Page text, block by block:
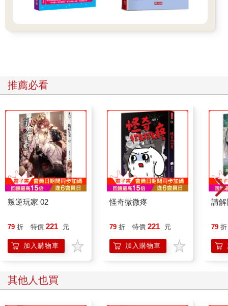
推薦必看
叛逆玩家 02
79 折 特價 221 元
加入購物車
怪奇微微疼
79 折 特價 221 元
加入購物車
請解
79 折
其他人也買